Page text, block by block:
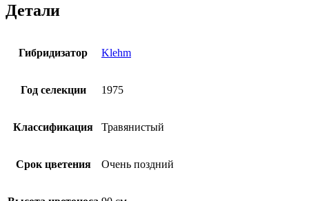
Детали
Гибридизатор Klehm
Год селекции 1975
Классификация Травянистый
Срок цветения Очень поздний